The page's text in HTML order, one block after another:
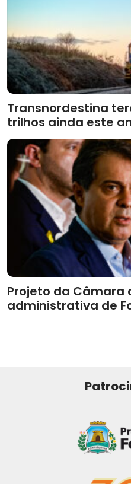
Transnordestina
trilhos ainda este
Projeto da
administrativa de